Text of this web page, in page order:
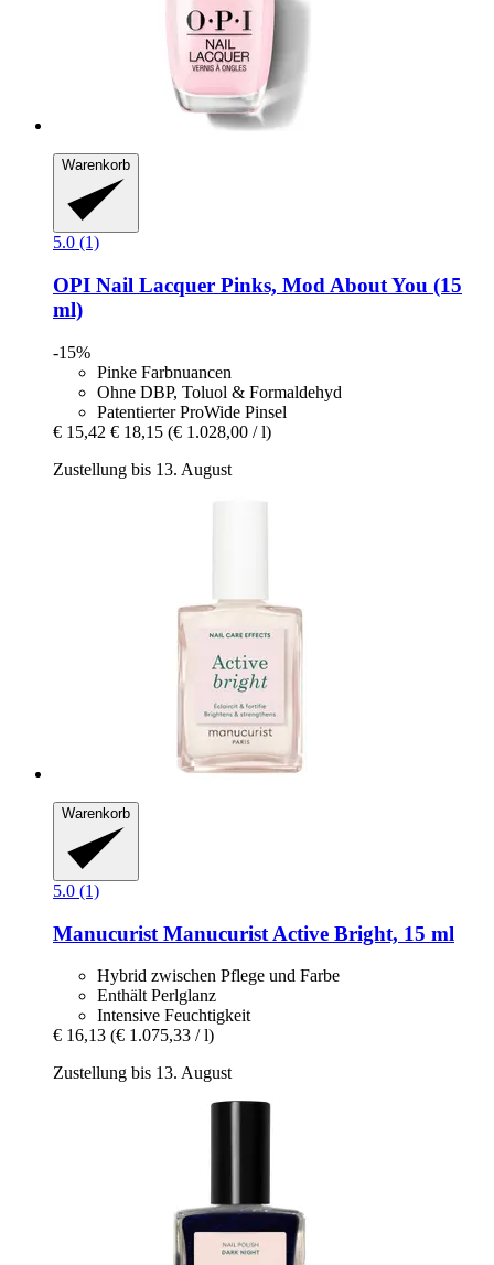
Warenkorb
5.0 (1)
OPI Nail Lacquer Pinks, Mod About You (15
ml)
-15%
Pinke Farbnuancen
Ohne DBP, Toluol & Formaldehyd
Patentierter ProWide Pinsel
€ 15,42 € 18,15 (€ 1.028,00 / l)
Zustellung bis 13. August
Warenkorb
5.0 (1)
Manucurist Manucurist Active Bright, 15 ml
Hybrid zwischen Pflege und Farbe
Enthält Perlglanz
Intensive Feuchtigkeit
€ 16,13 (€ 1.075,33 / l)
Zustellung bis 13. August